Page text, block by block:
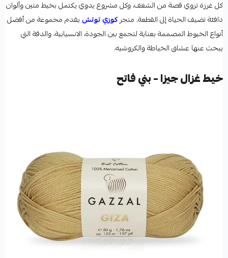
كل غرزة تروي قصة من الشغف، وكل مشروع يدوي يكتمل بخيط متين وألوان
دافئة تضيف الحياة إلى القطعة. متجركوزي توتشيقدم مجموعة من أفضل
أنواع الخيوط المصممة بعناية لتجمع بين الجودة، الانسيابية، والدقة التي
يبحث عنها عشاق الخياطة والكروشيه.
خيط غزال جيزا – بني فاتح